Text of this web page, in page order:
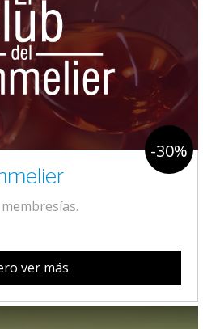
-30%
ver más